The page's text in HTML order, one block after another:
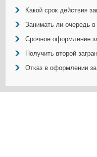
Какой срок действия
Занимать ли очередь
Срочное оформление
Получить второй
Отказ в оформлении